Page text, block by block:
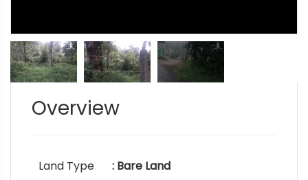
Overview
Land Type : Bare Land